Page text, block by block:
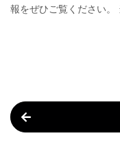
報をぜひご覧ください。